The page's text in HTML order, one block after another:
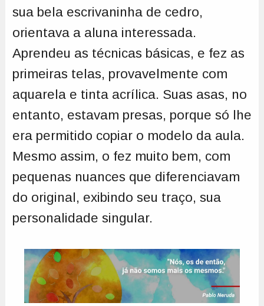
sua bela escrivaninha de cedro,
orientava a aluna interessada.
Aprendeu as técnicas básicas, e fez as
primeiras telas, provavelmente com
aquarela e tinta acrílica. Suas asas, no
entanto, estavam presas, porque só lhe
era permitido copiar o modelo da aula.
Mesmo assim, o fez muito bem, com
pequenas nuances que diferenciavam
do original, exibindo seu traço, sua
personalidade singular.